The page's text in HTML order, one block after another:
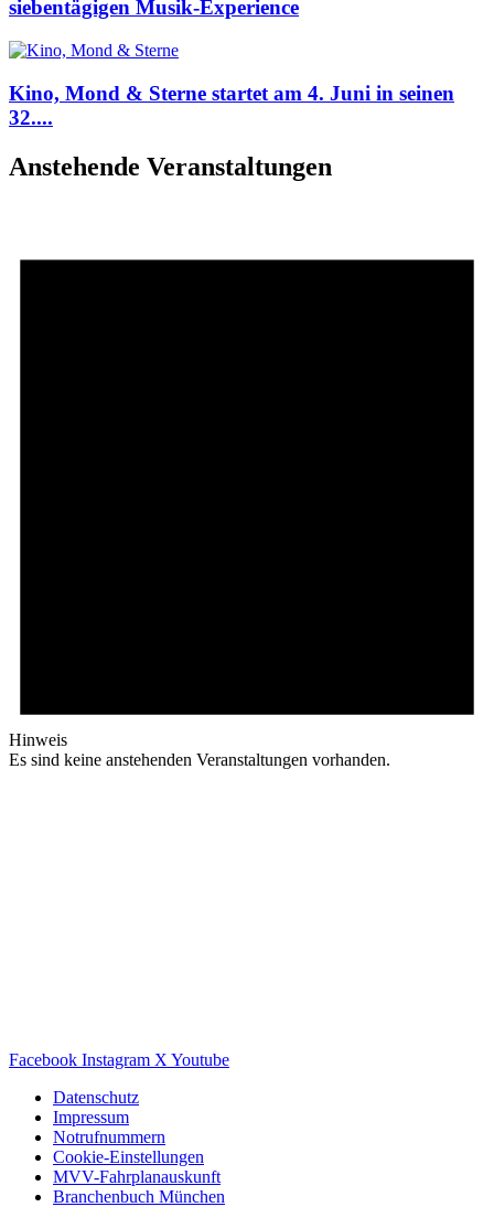
siebentägigen Musik-Experience
Kino, Mond & Sterne startet am 4. Juni in seinen
32....
Anstehende Veranstaltungen
Hinweis
Es sind keine anstehenden Veranstaltungen vorhanden.
Facebook Instagram X Youtube
Datenschutz
Impressum
Notrufnummern
Cookie-Einstellungen
MVV-Fahrplanauskunft
Branchenbuch München